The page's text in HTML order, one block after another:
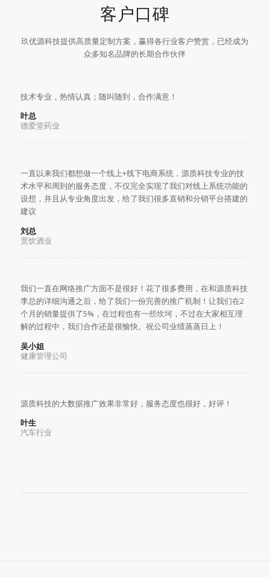
客户口碑
玖优源科技提供高质量定制方案，赢得各行业客户赞赏，已经成为
众多知名品牌的长期合作伙伴
技术专业，热情认真；随叫随到，合作满意！
叶总
德爱堂药业
一直以来我们都想做一个线上+线下电商系统，源质科技专业的技
术水平和周到的服务态度，不仅完全实现了我们对线上系统功能的
设想，并且从专业角度出发，给了我们很多直销和分销平台搭建的
建议
刘总
宽饮酒业
我们一直在网络推广方面不是很好！花了很多费用，在和源质科技
李总的详细沟通之后，给了我们一份完善的推广机制！让我们在2
个月的销量提供了5%，在过程也有一些坎坷，不过在大家相互理
解的过程中，我们合作还是很愉快。祝公司业绩蒸蒸日上！
吴小姐
健康管理公司
源质科技的大数据推广效果非常好，服务态度也很好，好评！
叶生
汽车行业